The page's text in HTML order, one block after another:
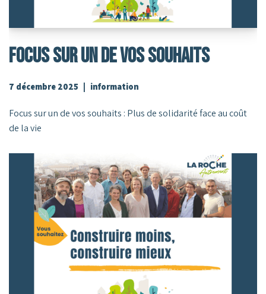
Focus Sur Un De Vos Souhaits
7 décembre 2025 information
Focus sur un de vos souhaits : Plus de solidarité face au coût
de la vie